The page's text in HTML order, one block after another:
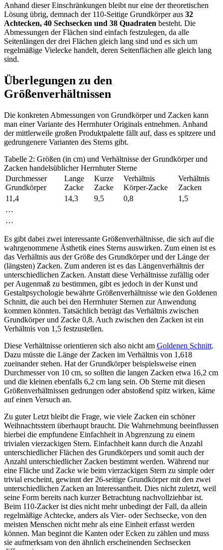
Anhand dieser Einschränkungen bleibt nur eine der theoretischen
Lösung übrig, demnach der 110-Seitige Grundkörper aus 32
Achtecken, 40 Sechsecken und 38 Quadraten besteht. Die
Abmessungen der Flächen sind einfach festzulegen, da alle
Seitenlängen der drei Flächen gleich lang sind und es sich um
regelmäßige Vielecke handelt, deren Seitenflächen alle gleich lang
sind.
Überlegungen zu den
Größenverhältnissen
Die konkreten Abmessungen von Grundkörper und Zacken kann
man einer Variante des Herrnhuter Originals entnehmen. Anhand
der mittlerweile großen Produktpalette fällt auf, dass es spitzere und
gedrungenere Varianten des Sterns gibt.
Tabelle 2: Größen (in cm) und Verhältnisse der Grundkörper und
Zacken handelsüblicher Herrnhuter Sterne
Durchmesser
Grundkörper
Lange
Zacke
Kurze
Zacke
Verhältnis
Körper-Zacke
Verhältnis
Zacken
11,4
14,3 9,5 0,8
1,5
…
…
Es gibt dabei zwei interessante Größenverhältnisse, die sich auf die
wahrgenommene Ästhetik eines Sterns auswirken. Zum einen ist es
das Verhältnis aus der Größe des Grundkörper und der Länge der
(längsten) Zacken. Zum anderen ist es das Längenverhältnis der
unterschiedlichen Zacken. Anstatt diese Verhältnisse zufällig oder
per Augenmaß zu bestimmen, gibt es jedoch in der Kunst und
Gestaltpsychologie bewährte Größenverhältnisse wie den Goldenen
Schnitt, die auch bei den Herrnhuter Sternen zur Anwendung
kommen könnten. Tatsächlich beträgt das Verhältnis zwischen
Grundkörper und Zacke 0,8. Auch zwischen den Zacken ist ein
Verhältnis von 1,5 festzustellen.
Diese Verhältnisse orientieren sich also nicht am Goldenen Schnitt.
Dazu müsste die Länge der Zacken im Verhältnis von 1,618
zueinander stehen. Hat der Grundkörper beispielsweise einen
Durchmesser von 10 cm, so sollten die langen Zacken etwa 16,2 cm
und die kleinen ebenfalls 6,2 cm lang sein. Ob Sterne mit diesen
Größenverhältnissen gedrungen oder abstoßend spitz wirken, käme
auf einen Versuch an.
Zu guter Letzt bleibt die Frage, wie viele Zacken ein schöner
Weihnachtsstern überhaupt braucht. Die Wahrnehmung beeinflussen
hierbei die empfundene Einfachheit in Abgrenzung zu einem
trivialen vierzackigen Stern. Einfachheit kann durch die Anzahl
unterschiedlicher Flächen des Grundkörpers und somit auch der
Anzahl unterschiedlicher Zacken bestimmt werden. Während nur
eine Fläche und Zacke wie beim vierzackigen Stern zu simple oder
trivial erscheint, gewinnt der 26-seitige Grundkörper mit den zwei
unterschiedlichen Zacken an Interessantheit. Dies nicht zuletzt, weil
seine Form bereits nach kurzer Betrachtung nachvollziehbar ist.
Beim 110-Zacker ist dies nicht mehr unbedingt der Fall, da allein
regelmäßige Achtecke, anders als Vier- oder Sechsecke, von den
meisten Menschen nicht mehr als eine Einheit erfasst werden
können. Man beginnt die Kanten oder Ecken zu zählen und muss
sie aufmerksam von den ähnlich erscheinenden Sechsecken